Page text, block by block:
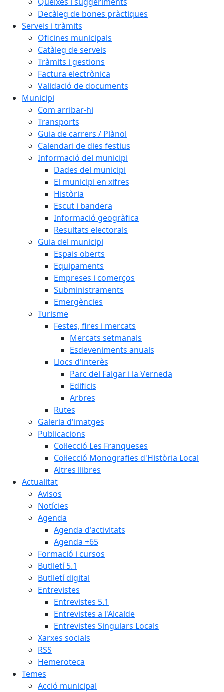
Decàleg de bones pràctiques
Serveis i tràmits
Oficines municipals
Catàleg de serveis
Tràmits i gestions
Factura electrònica
Validació de documents
Municipi
Com arribar-hi
Transports
Guia de carrers / Plànol
Calendari de dies festius
Informació del municipi
Dades del municipi
El municipi en xifres
Història
Escut i bandera
Informació geogràfica
Resultats electorals
Guia del municipi
Espais oberts
Equipaments
Empreses i comerços
Subministraments
Emergències
Turisme
Festes, fires i mercats
Mercats setmanals
Esdeveniments anuals
Llocs d'interès
Parc del Falgar i la Verneda
Edificis
Arbres
Rutes
Galeria d'imatges
Publicacions
Col·lecció Les Franqueses
Col·lecció Monografies d'Història Local
Altres llibres
Actualitat
Avisos
Notícies
Agenda
Agenda d'activitats
Agenda +65
Formació i cursos
Butlletí 5.1
Butlletí digital
Entrevistes
Entrevistes 5.1
Entrevistes a l'Alcalde
Entrevistes Singulars Locals
Xarxes socials
RSS
Hemeroteca
Temes
Acció municipal